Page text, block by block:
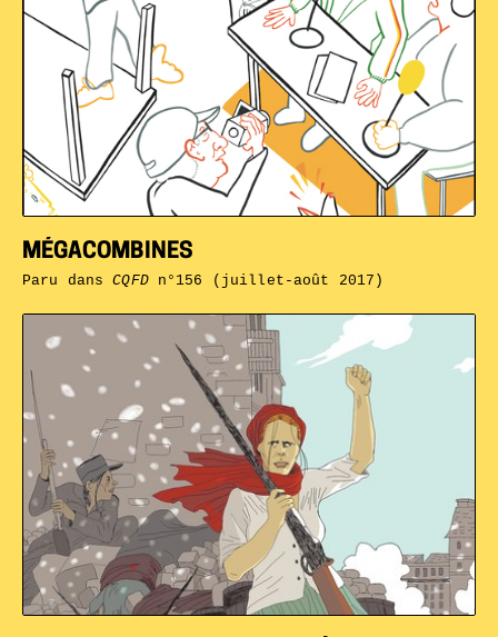
MÉGACOMBINES
Paru dansCQFDn°156 (juillet-août 2017)